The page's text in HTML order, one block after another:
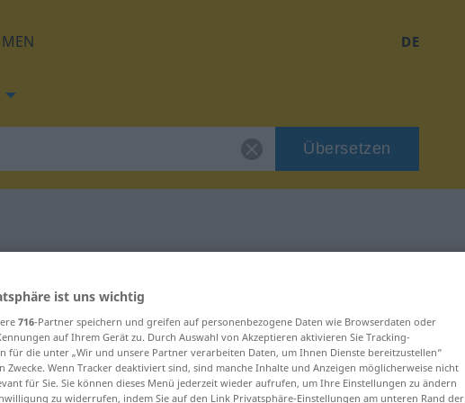
DE
Übersetzen
für "sorgen"
ist uns wichtig
716-Partner speichern und greifen auf personenbezogene Daten wie Browserdaten oder
auf Ihrem Gerät zu. Durch Auswahl von Akzeptieren aktivieren Sie Tracking-
für die unter „Wir und unsere Partner verarbeiten Daten, um Ihnen Dienste bereitzustellen“
Zwecke. Wenn Tracker deaktiviert sind, sind manche Inhalte und Anzeigen möglicherweise nicht
für Sie. Sie können dieses Menü jederzeit wieder aufrufen, um Ihre Einstellungen zu ändern
zu widerrufen, indem Sie auf den Link Privatsphäre-Einstellungen am unteren Rand der